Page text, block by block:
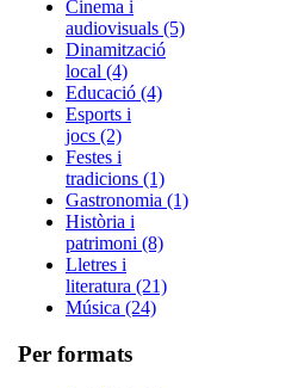
Cinema i
audiovisuals (5)
Dinamització
local (4)
Educació (4)
Esports i
jocs (2)
Festes i
tradicions (1)
Gastronomia (1)
Història i
patrimoni (8)
Lletres i
literatura (21)
Música (24)
Per formats